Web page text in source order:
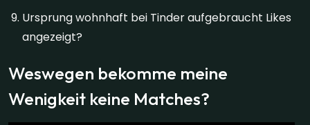
Ursprung wohnhaft bei Tinder aufgebraucht Likes
angezeigt?
Weswegen bekomme meine
Wenigkeit keine Matches?